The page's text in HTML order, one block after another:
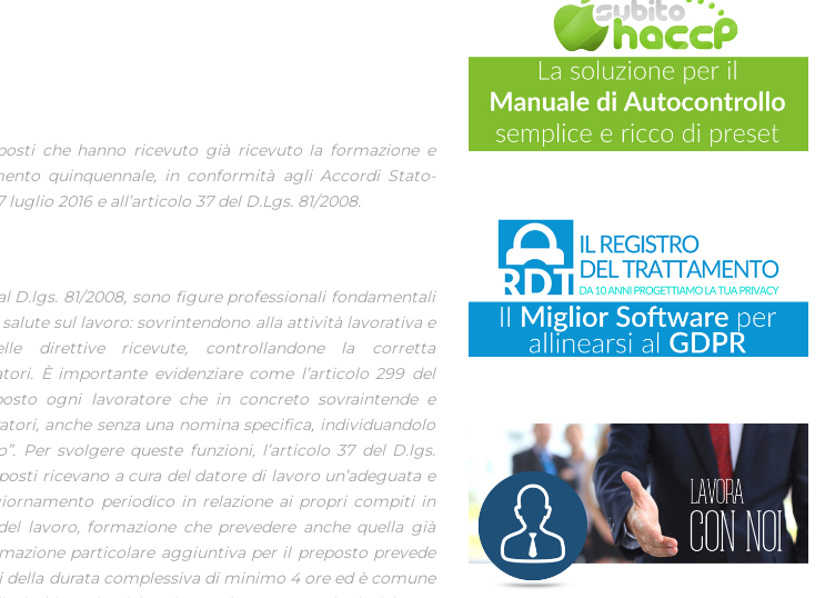
che hanno ricevuto già ricevuto la formazione e
quinquennale, in conformità agli Accordi Stato-
luglio 2016 e all’articolo 37 del D.Lgs. 81/2008.
D.lgs. 81/2008, sono figure professionali fondamentali
sul lavoro: sovrintendono alla attività lavorativa e
direttive ricevute, controllandone la corretta
È importante evidenziare come l’articolo 299 del
ogni lavoratore che in concreto sovraintende e
anche senza una nomina specifica, individuandolo
Per svolgere queste funzioni, l’articolo 37 del D.lgs.
ricevano a cura del datore di lavoro un’adeguata e
periodico in relazione ai propri compiti in
lavoro, formazione che prevedere anche quella già
particolare aggiuntiva per il preposto prevede
durata complessiva di minimo 4 ore ed è comune